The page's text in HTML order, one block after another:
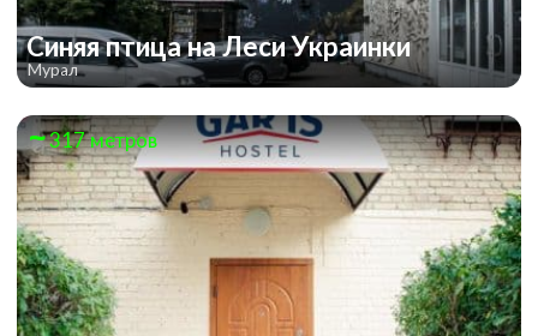
Синяя птица на Леси Украинки
Мурал
317 метров